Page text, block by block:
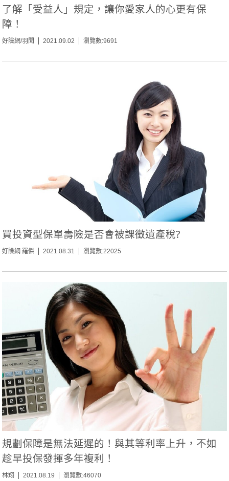
了解「受益人」規定，讓你愛家人的心更有保
障！
好險網/羽聞 2021.09.02 瀏覽數:9691
買投資型保單壽險是否會被課徵遺產稅?
好險網 羅傑 2021.08.31 瀏覽數:22025
規劃保障是無法延遲的！與其等利率上升，不如
趁早投保發揮多年複利！
林翔 2021.08.19 瀏覽數:46070